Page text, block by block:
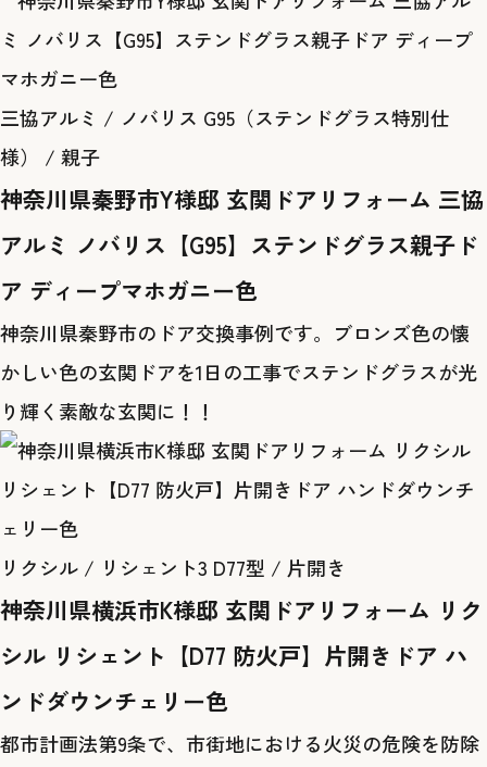
三協アルミ / ノバリス G95（ステンドグラス特別仕
様） / 親子
神奈川県秦野市Y様邸 玄関ドアリフォーム 三協
アルミ ノバリス【G95】ステンドグラス親子ド
ア ディープマホガニー色
神奈川県秦野市のドア交換事例です。ブロンズ色の懐
かしい色の玄関ドアを1日の工事でステンドグラスが光
り輝く素敵な玄関に！！
リクシル / リシェント3 D77型 / 片開き
神奈川県横浜市K様邸 玄関ドアリフォーム リク
シル リシェント【D77 防火戸】片開きドア ハ
ンドダウンチェリー色
都市計画法第9条で、市街地における火災の危険を防除